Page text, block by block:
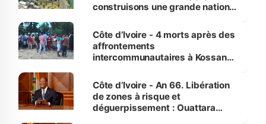
construisons une grande nation
générations futures »
Côte d’Ivoire - 4 morts après des
affrontements
intercommunautaires à Kossandji
milieu des sinistrés
Côte d’Ivoire - An 66. Libération
de zones à risque et
déguerpissement : Ouattara